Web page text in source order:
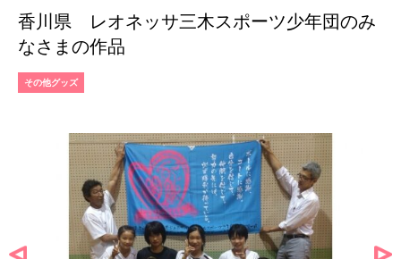
香川県 レオネッサ三木スポーツ少年団のみ
なさまの作品
その他グッズ